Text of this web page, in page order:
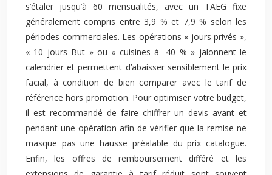
s’étaler jusqu’à 60 mensualités, avec un TAEG fixe
généralement compris entre 3,9 % et 7,9 % selon les
périodes commerciales. Les opérations « jours privés »,
« 10 jours But » ou « cuisines à -40 % » jalonnent le
calendrier et permettent d’abaisser sensiblement le prix
facial, à condition de bien comparer avec le tarif de
référence hors promotion. Pour optimiser votre budget,
il est recommandé de faire chiffrer un devis avant et
pendant une opération afin de vérifier que la remise ne
masque pas une hausse préalable du prix catalogue.
Enfin, les offres de remboursement différé et les